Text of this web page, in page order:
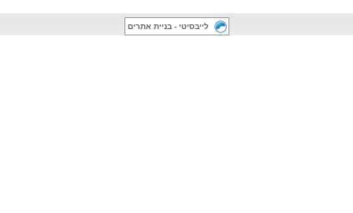
לייבסיטי - בניית אתרים